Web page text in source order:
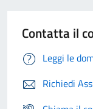
Contatta il
Leggi le
Richiedi